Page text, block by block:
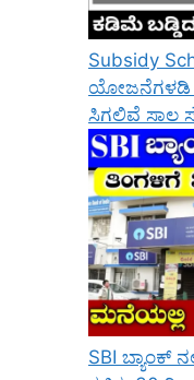
Subsidy
ಯೋಜನೆಗಳಡಿ
ಸಿಗಲಿವೆ ಸಾಲ
SBI ಬ್ಯಾಂಕ್